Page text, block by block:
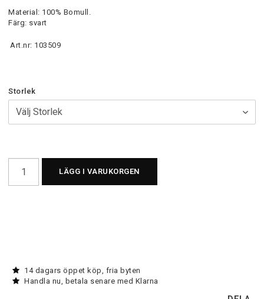
Material: 100% Bomull.
Färg: svart
Art.nr: 103509
Storlek
LÄGG I VARUKORGEN
14 dagars öppet köp, fria byten
Handla nu, betala senare med Klarna